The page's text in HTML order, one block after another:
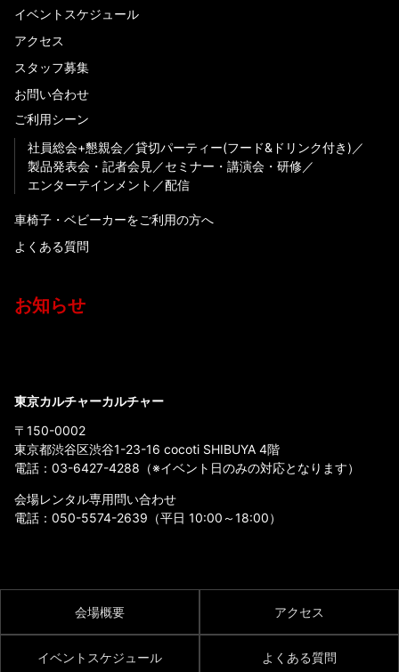
イベントスケジュール
アクセス
スタッフ募集
お問い合わせ
ご利用シーン
社員総会+懇親会
貸切パーティー(フード&ドリンク付き)
製品発表会・記者会見
セミナー・講演会・研修
エンターテインメント
配信
車椅子・ベビーカーをご利用の方へ
よくある質問
お知らせ
東京カルチャーカルチャー
〒150-0002
東京都渋谷区渋谷1-23-16 cocoti SHIBUYA 4階
電話： 03-6427-4288 （※イベント日のみの対応となります）
会場レンタル専用問い合わせ
電話： 050-5574-2639 （平日 10:00～18:00）
会場概要 アクセス
イベントスケジュール よくある質問